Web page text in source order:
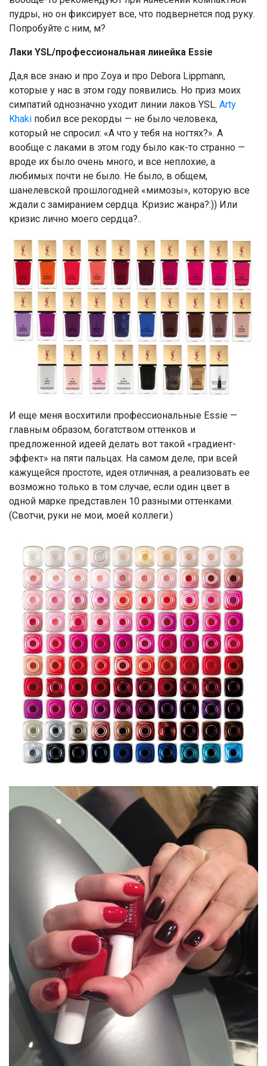
пудры, но он фиксирует все, что подвернется под руку.
Попробуйте с ним, м?
Лаки YSL/профессиональная линейка Essie
Да,я все знаю и про Zoya и про Debora Lippmann,
которые у нас в этом году появились. Но приз моих
симпатий однозначно уходит линии лаков YSL. Arty
Khaki побил все рекорды — не было человека,
который не спросил: «А что у тебя на ногтях?». А
вообще с лаками в этом году было как-то странно —
вроде их было очень много, и все неплохие, а
любимых почти не было. Не было, в общем,
шанелевской прошлогодней «мимозы», которую все
ждали с замиранием сердца. Кризис жанра?:)) Или
кризис лично моего сердца?..
И еще меня восхитили профессиональные Essie —
главным образом, богатством оттенков и
предложенной идеей делать вот такой «градиент-
эффект» на пяти пальцах. На самом деле, при всей
кажущейся простоте, идея отличная, а реализовать ее
возможно только в том случае, если один цвет в
одной марке представлен 10 разными оттенками.
(Свотчи, руки не мои, моей коллеги.)